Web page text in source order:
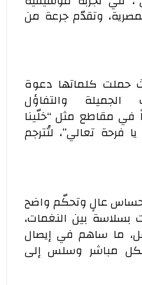
وتقدّم جرعة من
حملت كلماتها دعوة
الجميلة والتفاؤل
في مقاطع مثل “خلّينا
فرحة تعالي”، لتُترجم
عالٍ وتحكّم واضح
بين النغمات،
ما ساهم في إيصال
مباشر وسلس إلى